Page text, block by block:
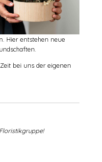
Hier entstehen neue
bei uns der eigenen